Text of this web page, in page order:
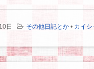
日 その他日記とか • カイシ